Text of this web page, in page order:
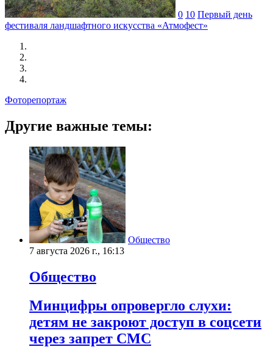
0 10 Первый день
фестиваля ландшафтного искусства «Атмофест»
Фоторепортаж
Другие важные темы:
Общество
7 августа 2026 г., 16:13
Общество
Минцифры опровергло слухи:
детям не закроют доступ в соцсети
через запрет СМС